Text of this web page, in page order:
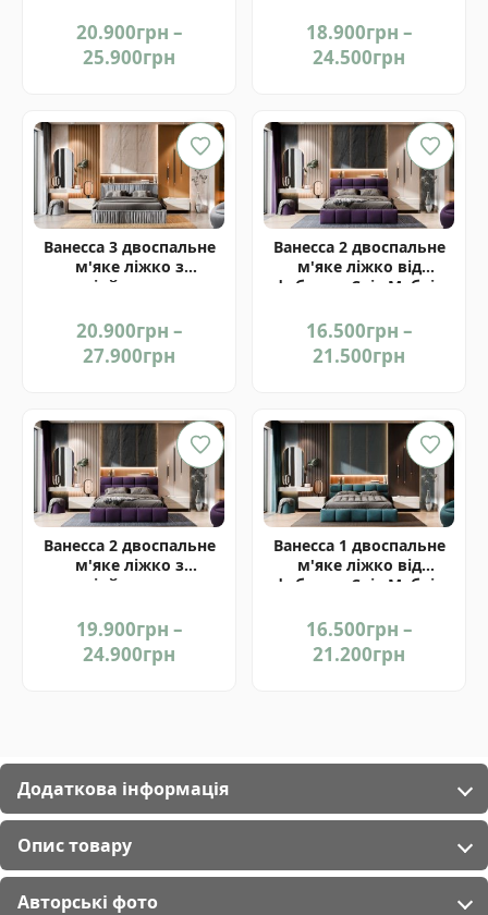
фабрики Світ Меблів
Україна
20.900грн –
25.900грн
through
25.900грн
18.900грн –
24.500грн
through
Ванесса 3 двоспальне
м'яке ліжко з
підйомним
фабрики Світ Меблів
Україна
20.900грн –
27.900грн
through
27.900грн
Ванесса 2 двоспальне
м'яке ліжко від
фабрики Світ Меблів
16.500грн –
21.500грн
through
Ванесса 2 двоспальне
м'яке ліжко з
підйомним
фабрики Світ Меблів
Україна
19.900грн –
24.900грн
Ванесса 1 двоспальне
м'яке ліжко від
фабрики Світ Меблів
16.500грн –
21.200грн
Додаткова інформація
Опис товару
Авторські фото